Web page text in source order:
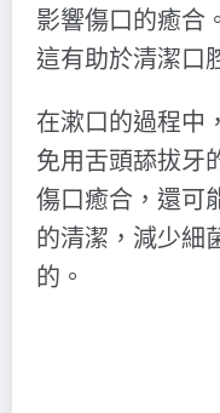
影響傷口的癒合
這有助於清潔口
在漱口的過程中
免用舌頭舔拔牙
傷口癒合，還可
的清潔，減少細
的。